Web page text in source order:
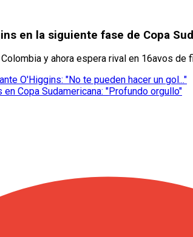
en la siguiente fase de Copa
y ahora espera rival en 16avos de
O'Higgins: "No te pueden hacer un gol..."
Copa Sudamericana: "Profundo orgullo"